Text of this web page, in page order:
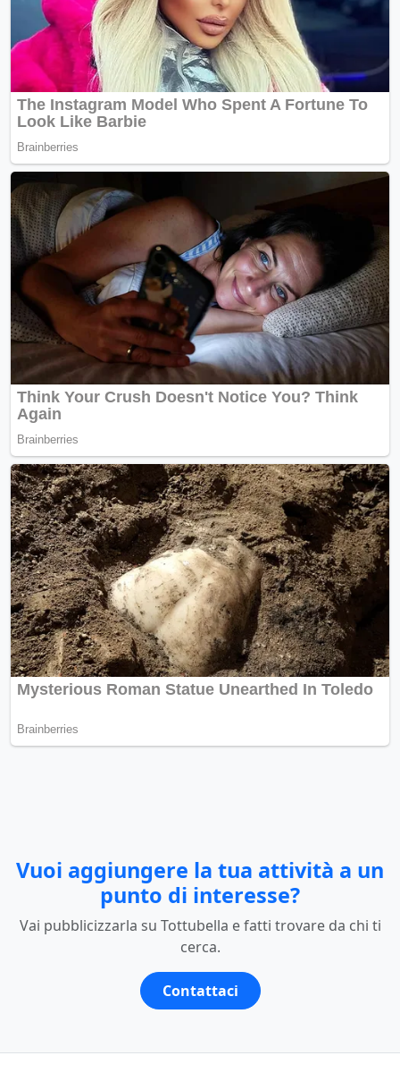
Vuoi aggiungere la tua attività a un
punto di interesse?
Vai pubblicizzarla su Tottubella e fatti trovare da chi ti
cerca.
Contattaci